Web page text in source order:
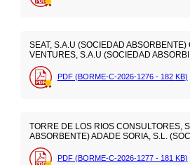
SEAT, S.A.U (SOCIEDAD
VENTURES, S.A.U (SOCIEDAD
PDF (BORME-C-2026-1276 - 182 KB)
TORRE DE LOS RIOS CONSULTORES,
ABSORBENTE) ADADE SORIA, S.L.
PDF (BORME-C-2026-1277 - 181 KB)